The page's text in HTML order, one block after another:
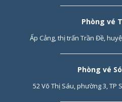
Phòng vé
Ấp Cảng, thị trấn Trần Đề,
Phòng vé
52 Võ Thị Sáu, phường 3, TP